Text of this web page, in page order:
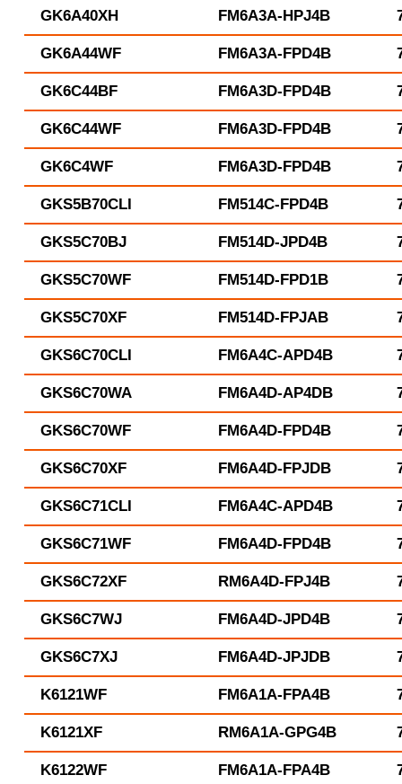
GK6A40XH FM6A3A-HPJ4B
GK6A44WF FM6A3A-FPD4B
GK6C44BF FM6A3D-FPD4B
GK6C44WF FM6A3D-FPD4B
GK6C4WF FM6A3D-FPD4B
GKS5B70CLI FM514C-FPD4B
GKS5C70BJ FM514D-JPD4B
GKS5C70WF FM514D-FPD1B
GKS5C70XF FM514D-FPJAB
GKS6C70CLI FM6A4C-APD4B
GKS6C70WA FM6A4D-AP4DB
GKS6C70WF FM6A4D-FPD4B
GKS6C70XF FM6A4D-FPJDB
GKS6C71CLI FM6A4C-APD4B
GKS6C71WF FM6A4D-FPD4B
GKS6C72XF RM6A4D-FPJ4B
GKS6C7WJ FM6A4D-JPD4B
GKS6C7XJ FM6A4D-JPJDB
K6121WF FM6A1A-FPA4B
K6121XF RM6A1A-GPG4B
K6122WF FM6A1A-FPA4B